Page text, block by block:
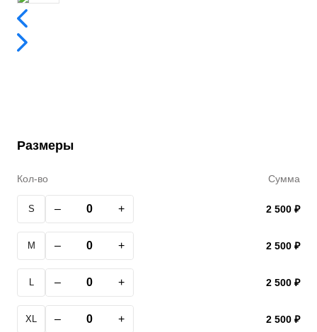
Размеры
Кол-во Сумма
S – + 2 500 ₽
M – + 2 500 ₽
L – + 2 500 ₽
XL – + 2 500 ₽